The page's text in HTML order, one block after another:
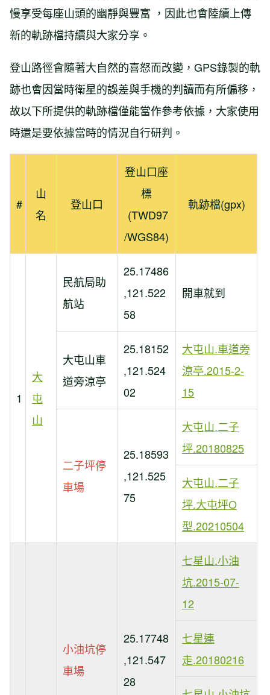
慢享受每座山頭的幽靜與豐富 ，因此也會陸續上傳
新的軌跡檔持續與大家分享。
登山路徑會隨著大自然的喜怒而改變，GPS錄製的軌
跡也會因當時衛星的誤差與手機的判讀而有所偏移，
故以下所提供的軌跡檔僅能當作參考依據，大家使用
時還是要依據當時的情況自行研判。
#
山
名
登山口
登山口座
標
(TWD97
/WGS84)
軌跡檔(gpx)
1
大
屯
山
民航局助
航站
25.17486
,121.522
58
開車就到
大屯山車
道旁涼亭
25.18152
,121.524
02
大屯山.車道旁
涼亭.2015-2-
15
二子坪停
車場
25.18593
,121.525
75
大屯山.二子
坪.20180825
大屯山.二子
坪.大屯坪O
型.20210504
小油坑停
車場
25.17748
,121.547
28
七星山.小油
坑.2015-07-
12
七星連
走.20180216